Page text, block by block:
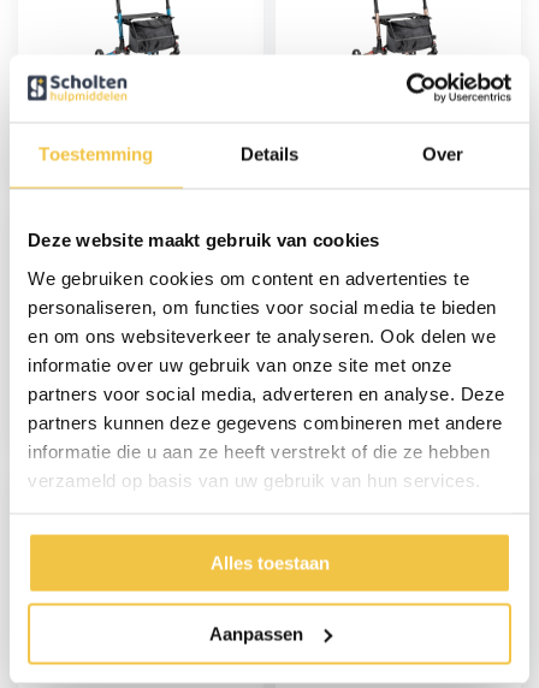
Toestemming Details Over
Deze website maakt gebruik van cookies
We gebruiken cookies om content en advertenties te
personaliseren, om functies voor social media te bieden
en om ons websiteverkeer te analyseren. Ook delen we
informatie over uw gebruik van onze site met onze
partners voor social media, adverteren en analyse. Deze
partners kunnen deze gegevens combineren met andere
informatie die u aan ze heeft verstrekt of die ze hebben
verzameld op basis van uw gebruik van hun services.
Alles toestaan
Aanpassen
Sky lichtgewicht Sky lichtgewicht
Sky Air lichtgewicht
outdoor rollator met
luchtbanden - Zwart
159,-
MultiMotion Shopper
rollator - Blauw
229,-
MultiMotion Double
Rood
Rollz Motion Electric -
Zwart